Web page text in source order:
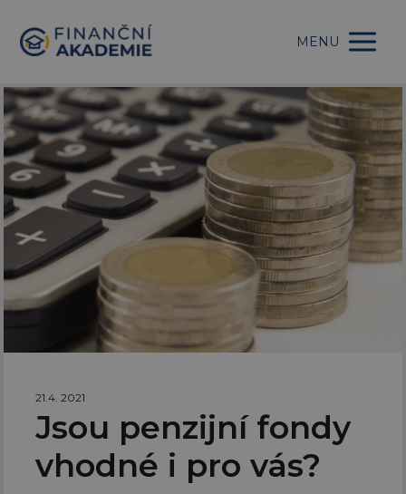
MENU
21.4. 2021
Jsou penzijní fondy
vhodné i pro vás?